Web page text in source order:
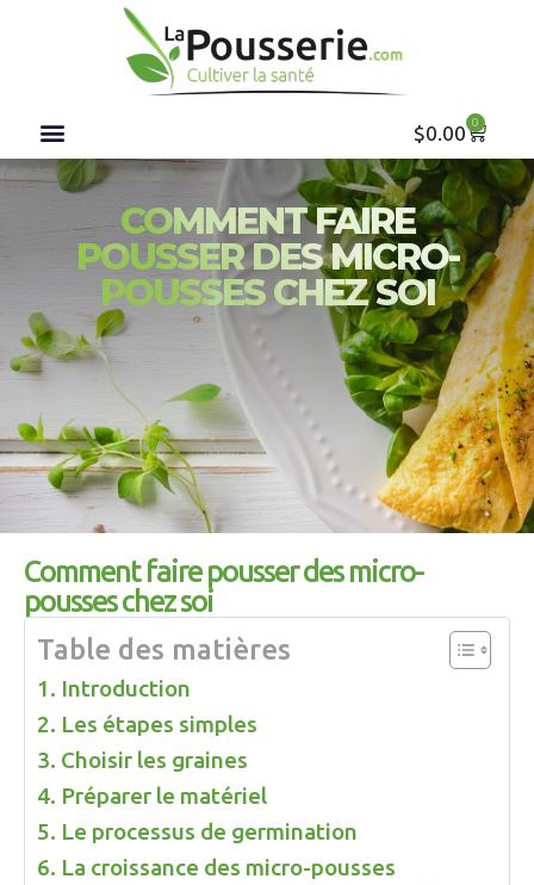
$0.00 0
COMMENT FAIRE
POUSSER DES MICRO-
POUSSES CHEZ SOI
Comment faire pousser des micro-
pousses chez soi
Table des matières
Introduction
Les étapes simples
Choisir les graines
Préparer le matériel
Le processus de germination
La croissance des micro-pousses